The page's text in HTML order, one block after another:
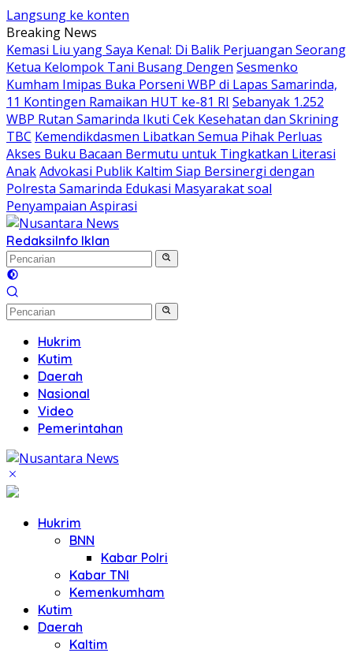
Langsung ke konten
Breaking News
Kemasi Liu yang Saya Kenal: Di Balik Perjuangan Seorang
Ketua Kelompok Tani Busang Dengen Sesmenko
Kumham Imipas Buka Porseni WBP di Lapas Samarinda,
11 Kontingen Ramaikan HUT ke-81 RI Sebanyak 1.252
WBP Rutan Samarinda Ikuti Cek Kesehatan dan Skrining
TBC Kemendikdasmen Libatkan Semua Pihak Perluas
Akses Buku Bacaan Bermutu untuk Tingkatkan Literasi
AnakAdvokasi Publik Kaltim Siap Bersinergi dengan
Polresta Samarinda Edukasi Masyarakat soal
Penyampaian Aspirasi
RedaksiInfo Iklan
Hukrim
Kutim
Daerah
Nasional
Video
Pemerintahan
Hukrim
BNN
Kabar Polri
Kabar TNI
Kemenkumham
Kutim
Daerah
Kaltim